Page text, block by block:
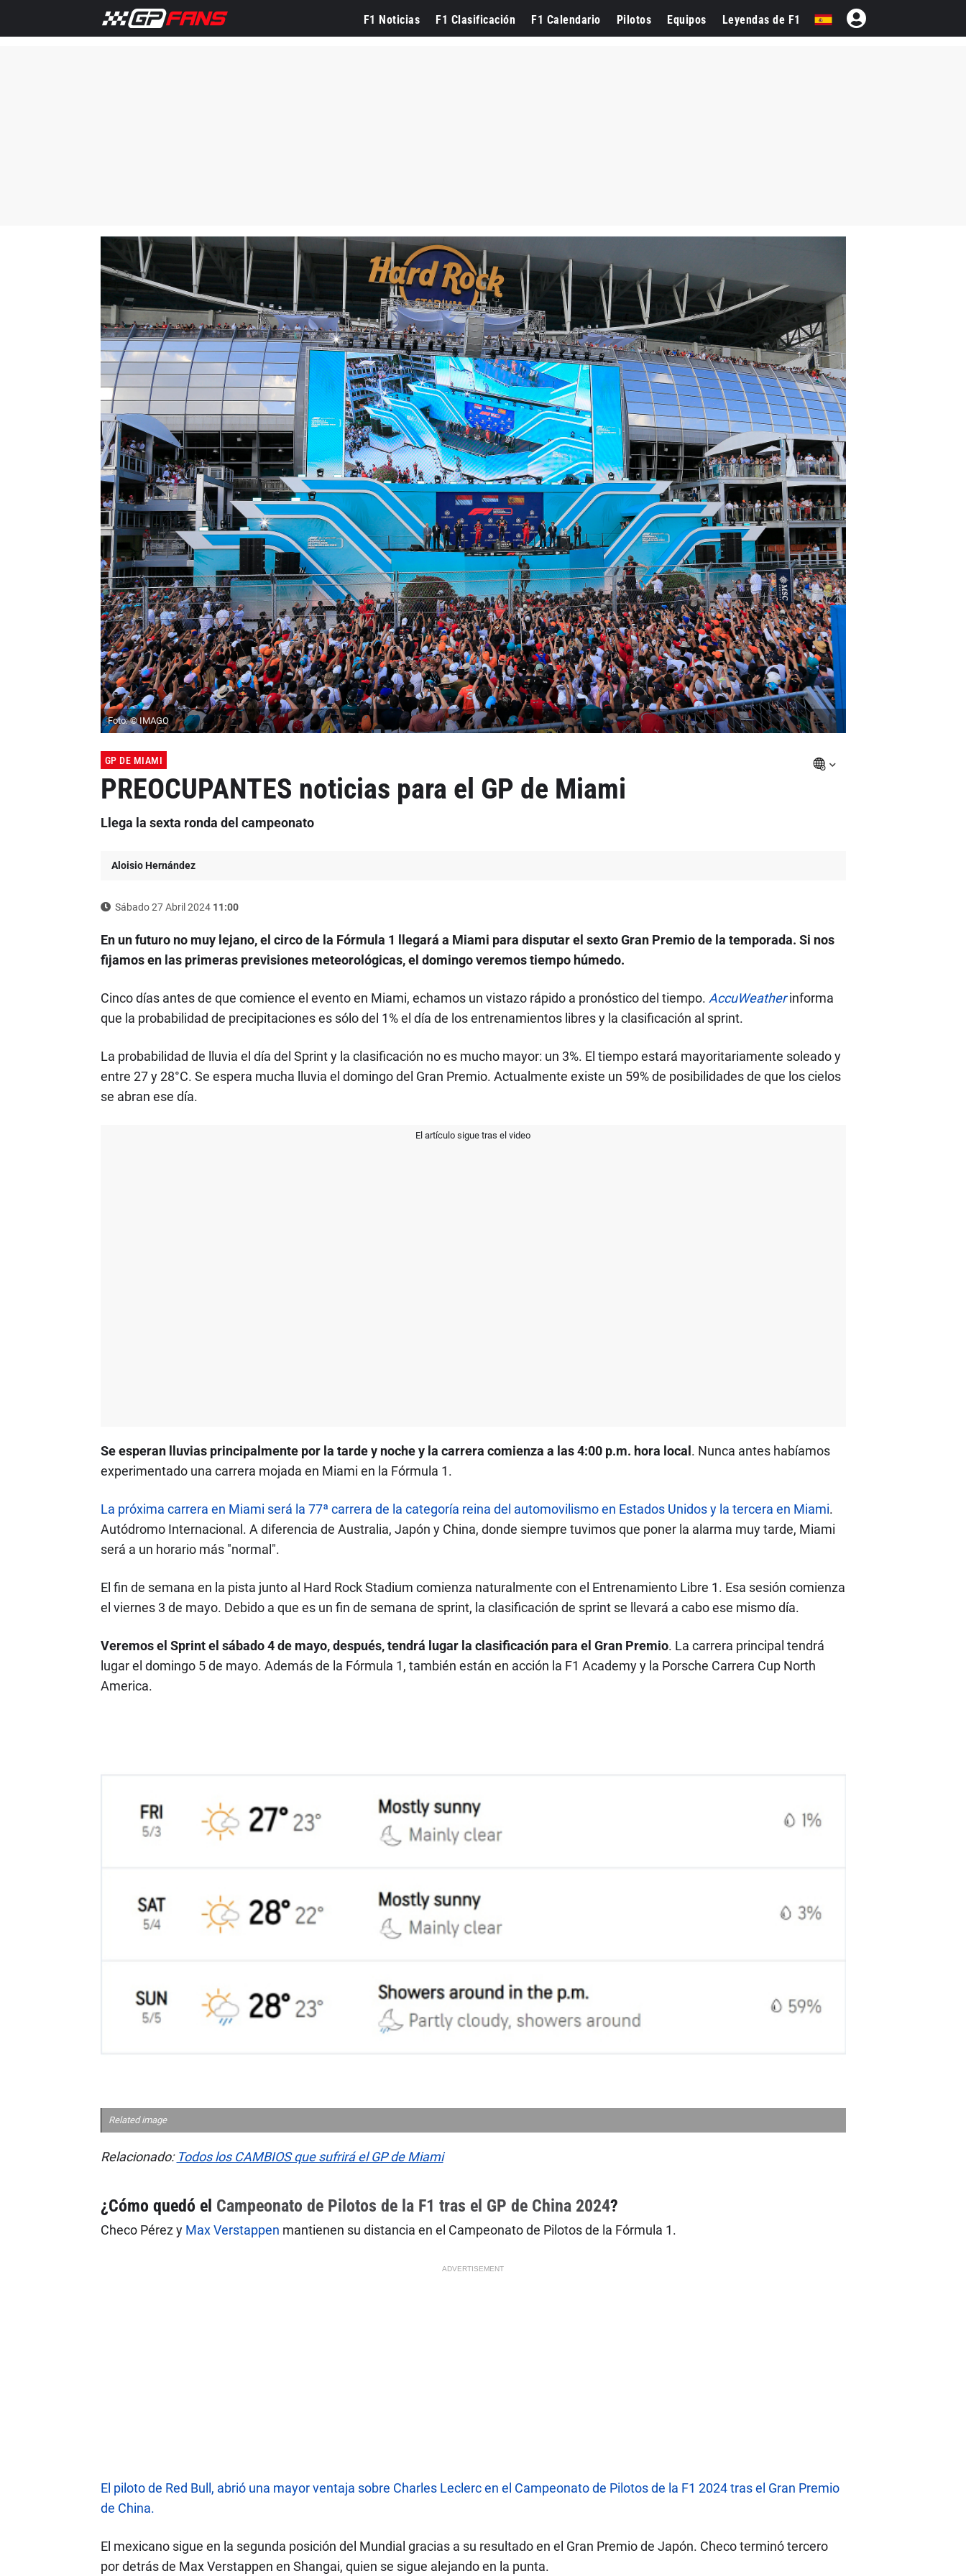
F1 Noticias F1 Clasificación F1 Calendario Pilotos Equipos Leyendas de F1
Foto: © IMAGO
GP DE MIAMI
PREOCUPANTES noticias para el GP de Miami
Llega la sexta ronda del campeonato
Aloisio Hernández
Sábado 27 Abril 2024 11:00
En un futuro no muy lejano, el circo de la Fórmula 1 llegará a Miami para disputar el sexto Gran Premio de la temporada. Si nos
fijamos en las primeras previsiones meteorológicas, el domingo veremos tiempo húmedo.
Cinco días antes de que comience el evento en Miami, echamos un vistazo rápido a pronóstico del tiempo. AccuWeatherinforma
que la probabilidad de precipitaciones es sólo del 1% el día de los entrenamientos libres y la clasificación al sprint.
La probabilidad de lluvia el día del Sprint y la clasificación no es mucho mayor: un 3%. El tiempo estará mayoritariamente soleado y
entre 27 y 28°C. Se espera mucha lluvia el domingo del Gran Premio. Actualmente existe un 59% de posibilidades de que los cielos
se abran ese día.
El artículo sigue tras el video
Se esperan lluvias principalmente por la tarde y noche y la carrera comienza a las 4:00 p.m. hora local . Nunca antes habíamos
experimentado una carrera mojada en Miami en la Fórmula 1.
La próxima carrera en Miami será la 77ª carrera de la categoría reina del automovilismo en Estados Unidos y la tercera en Miami.
Autódromo Internacional. A diferencia de Australia, Japón y China, donde siempre tuvimos que poner la alarma muy tarde, Miami
será a un horario más "normal".
El fin de semana en la pista junto al Hard Rock Stadium comienza naturalmente con el Entrenamiento Libre 1. Esa sesión comienza
el viernes 3 de mayo. Debido a que es un fin de semana de sprint, la clasificación de sprint se llevará a cabo ese mismo día.
Veremos el Sprint el sábado 4 de mayo, después, tendrá lugar la clasificación para el Gran Premio. La carrera principal tendrá
lugar el domingo 5 de mayo. Además de la Fórmula 1, también están en acción la F1 Academy y la Porsche Carrera Cup North
America.
Related image
Relacionado: Todos los CAMBIOS que sufrirá el GP de Miami
¿Cómo quedó el Campeonato de Pilotos de la F1 tras el GP de China 2024?
Checo Pérez y Max Verstappen mantienen su distancia en el Campeonato de Pilotos de la Fórmula 1.
ADVERTISEMENT
El piloto de Red Bull, abrió una mayor ventaja sobre Charles Leclerc en el Campeonato de Pilotos de la F1 2024 tras el Gran Premio
de China.
El mexicano sigue en la segunda posición del Mundial gracias a su resultado en el Gran Premio de Japón. Checo terminó tercero
por detrás de Max Verstappen en Shangai, quien se sigue alejando en la punta.